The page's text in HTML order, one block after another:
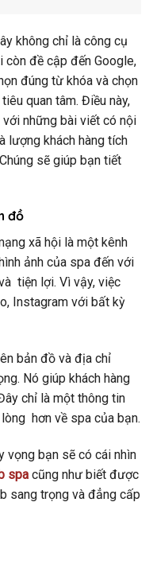
không chỉ là công cụ
còn đề cập đến Google,
đúng từ khóa và chọn
quan tâm. Điều này,
những bài viết có nội
lượng khách hàng tích
sẽ giúp bạn tiết
đồ
xã hội là một kênh
ảnh của spa đến với
tiện lợi. Vì vậy, việc
Instagram với bất kỳ
bản đồ và địa chỉ
Nó giúp khách hàng
chỉ là một thông tin
hơn về spa của bạn.
vọng bạn sẽ có cái nhìn
spa cũng như biết được
sang trọng và đẳng cấp